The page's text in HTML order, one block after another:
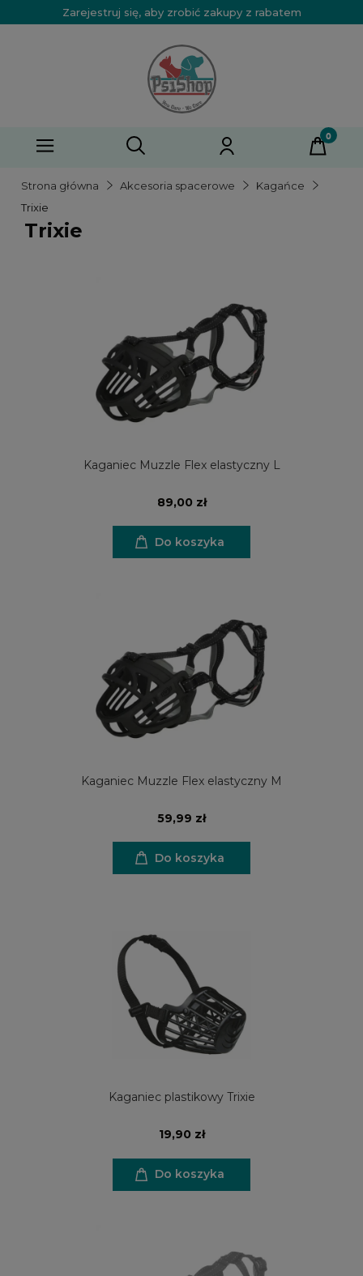
Zarejestruj się, aby zrobić zakupy z rabatem
Strona główna Akcesoria spacerowe
Kagańce
Trixie
Trixie
Kaganiec Muzzle Flex elastyczny L
89,00 zł
Do koszyka
Kaganiec Muzzle Flex elastyczny M
59,99 zł
Do koszyka
Kaganiec plastikowy Trixie
19,90 zł
Do koszyka